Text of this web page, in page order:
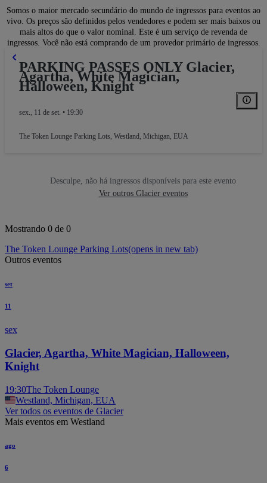
Somos o maior mercado secundário do mundo de ingressos para eventos ao
vivo. Os preços são definidos pelos vendedores e podem ser mais baixos ou
mais altos do que o valor nominal. Este é um serviço de revenda de
ingressos. Você não está comprando de um provedor primário de ingressos.
PARKING PASSES ONLY Glacier,
Agartha, White Magician,
Halloween, Knight
sex., 11 de set. • 19:30
The Token Lounge Parking Lots, Westland, Michigan, EUA
Desculpe, não há ingressos disponíveis para este evento
Ver outros Glacier eventos
Mostrando 0 de 0
The Token Lounge Parking Lots(opens in new tab)
Outros eventos
set
11
sex
Glacier, Agartha, White Magician, Halloween,
Knight
19:30The Token Lounge
Westland, Michigan, EUA
Ver todos os eventos de Glacier
Mais eventos em Westland
ago
6